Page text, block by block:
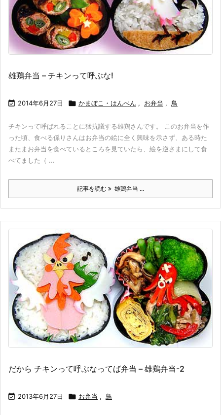
雄鶏弁当 – チキンって呼ぶな!
 2014年6月27日  かまぼこ・はんぺん , お弁当 , 鳥
チキンって呼ばれることに猛抗議する雄鶏さんです。 このお弁当を作
った頃、食べる係りさんはお弁当の絵に全く興味を示さず、ある時た
またまお弁当を食べているところを見ていたら、絵を逆さまにして食
べてました（ ...
記事を読む 雄鶏弁当 ...
だから チキンって呼ぶなってば弁当 – 雄鶏弁当-2
 2013年6月27日  お弁当 , 鳥